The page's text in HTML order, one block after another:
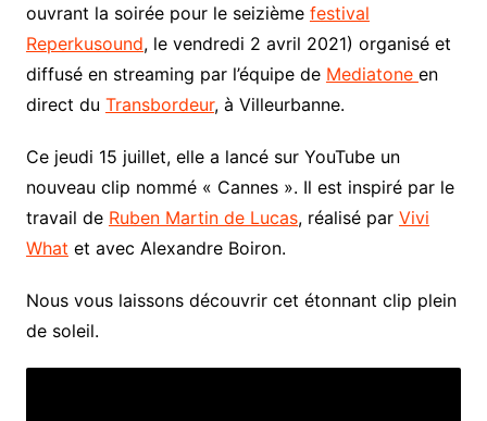
ouvrant la soirée pour le seizième festival
Reperkusound, le vendredi 2 avril 2021) organisé et
diffusé en streaming par l’équipe de Mediatone en
direct du Transbordeur, à Villeurbanne.
Ce jeudi 15 juillet, elle a lancé sur YouTube un
nouveau clip nommé « Cannes ». Il est inspiré par le
travail de Ruben Martin de Lucas, réalisé par Vivi
What et avec Alexandre Boiron.
Nous vous laissons découvrir cet étonnant clip plein
de soleil.